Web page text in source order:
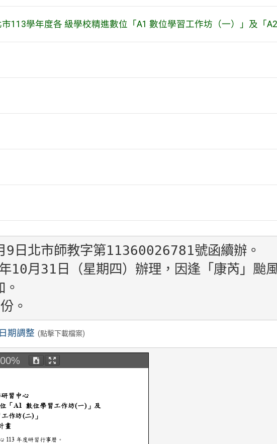
113學年度各 級學校精進數位「A1 數位學習工作坊（一）」及「
日北市師教字第11360026781號函續辦。
10月31日（星期四）辦理，因逢「康芮」
期調整 (點擊下載檔案)